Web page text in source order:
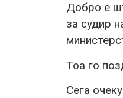
Добро е
за судир
Тоа го
Сега